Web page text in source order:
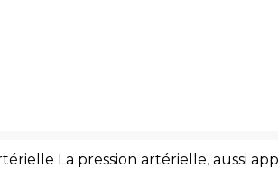
La pression artérielle, aussi